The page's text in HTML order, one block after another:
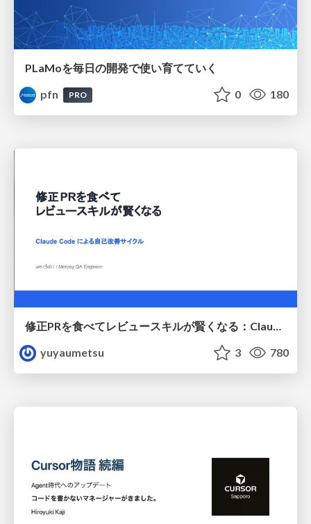
PLaMoを毎日の開発で使い育てていく
pfn
PRO 0 180
修正PRを食べてレビュースキルが賢くなる：Claude Codeによる自己改善サイクル
yuyaumetsu
3 780